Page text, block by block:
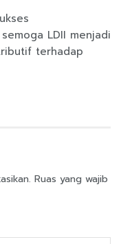
LDII menjadi
terhadap
Ruas yang wajib